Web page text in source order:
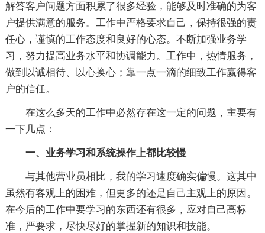
解答客户问题方面积累了很多经验，能够及时准确的为客
户提供满意的服务。工作中严格要求自己，保持很强的责
任心，谨慎的工作态度和良好的心态。不断加强业务学
习，努力提高业务水平和协调能力。工作中，热情服务，
做到以诚相待、以心换心；靠一点一滴的细致工作赢得客
户的信任。
在这么多天的工作中必然存在这一定的问题，主要有
一下几点：
一、业务学习和系统操作上都比较慢
与其他营业员相比，我的学习速度确实偏慢。这其中
虽然有客观上的困难，但更多的还是自己主观上的原因。
在今后的工作中要学习的东西还有很多，应对自己高标
准，严要求，尽快尽好的掌握新的知识和技能。